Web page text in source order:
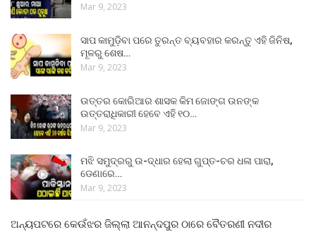
Mar 9, 2023
ସାପ କାମୁଡ଼ିବା ପରେ ତୁରନ୍ତ ବ୍ୟବହାର କରନ୍ତୁ ଏହି ଜିନିଷ,
ମୂଳରୁ ଶେଷ…
Mar 9, 2023
ଉତ୍ତର କୋରିଆର ଶାସକ କିମ ଜୋଙ୍ଗ ଉନଙ୍କ
ଉତ୍ତରାଧିକାରୀ ହେବେ ଏହି ୧୦…
Mar 9, 2023
ମଝି ସମୁଦ୍ରରୁ ଉ-ଦ୍ଧାର ହେଲା ଗୁପ୍ତ-ଚର ଧଳା ପାରା,
ଡେଣାରେ…
Mar 9, 2023
ଅନ୍ୟପଟରେ କେଉଁଝର ଜିଲ୍ଲା ଆନନ୍ଦପୁର ଠାରେ ବୈତରଣୀ ନଦୀର